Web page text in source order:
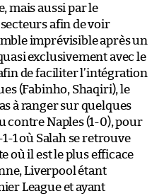
mais aussi par le
afin de voir
imprévisible après un
exclusivement avec le
de faciliter l’intégration
(Fabinho, Shaqiri), le
à ranger sur quelques
contre Naples (1-0), pour
1 où Salah se retrouve
où il est le plus efficace
Liverpool étant
League et ayant